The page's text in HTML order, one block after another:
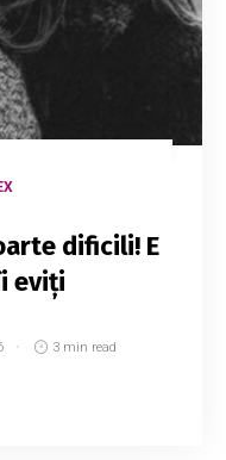
dificili! E
eviți
3 min read